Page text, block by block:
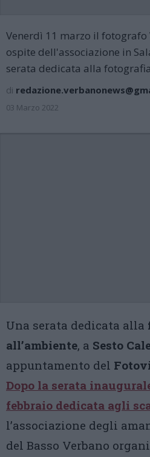
Venerdì 11 marzo il fotografo
ospite dell'associazione in
serata dedicata alla
di
03 Marzo 2022
Una serata dedicata alla
all’ambiente, a Sesto
appuntamento del
Dopo la serata
febbraio dedicata agli
l’associazione degli
del Basso Verbano